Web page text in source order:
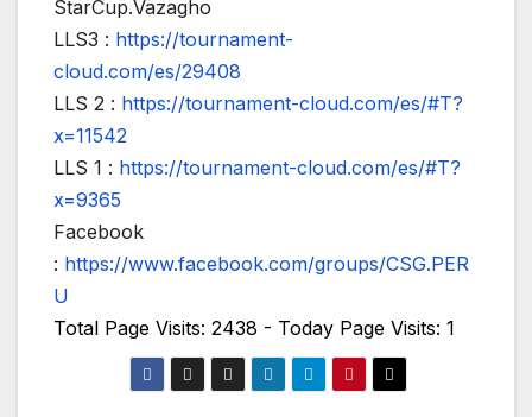
StarCup.Vazagho
LLS3 : https://tournament-
cloud.com/es/29408
LLS 2 : https://tournament-cloud.com/es/#T?
x=11542
LLS 1 : https://tournament-cloud.com/es/#T?
x=9365
Facebook
: https://www.facebook.com/groups/CSG.PER
U
Total Page Visits: 2438 - Today Page Visits: 1